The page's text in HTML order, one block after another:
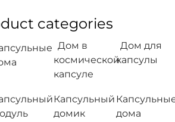
categories
Дом в
космической
капсуле
Дом для
капсулы
Капсульный
домик
дома